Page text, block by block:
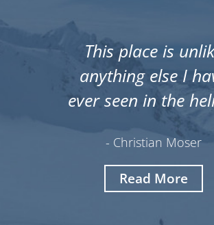
This place is
anything else I
ever seen in the
world...WOW. The
terrain and the
absolutely mind
blowing.
- Christian Moser
Read More